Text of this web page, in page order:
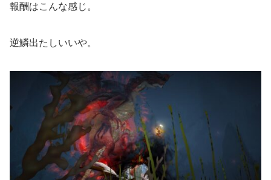
報酬はこんな感じ。
逆鱗出たしいいや。